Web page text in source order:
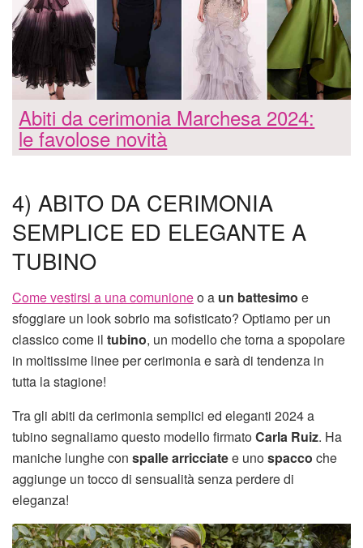
Abiti da cerimonia Marchesa 2024:
le favolose novità
4) ABITO DA CERIMONIA
SEMPLICE ED ELEGANTE A
TUBINO
Come vestirsi a una comunioneo a un battesimo e
sfoggiare un look sobrio ma sofisticato? Optiamo per un
classico come il tubino, un modello che torna a spopolare
in moltissime linee per cerimonia e sarà di tendenza in
tutta la stagione!
Tra gli abiti da cerimonia semplici ed eleganti 2024 a
tubino segnaliamo questo modello firmatoCarla Ruiz. Ha
maniche lunghe con spalle arricciatee unospacco che
aggiunge un tocco di sensualità senza perdere di
eleganza!